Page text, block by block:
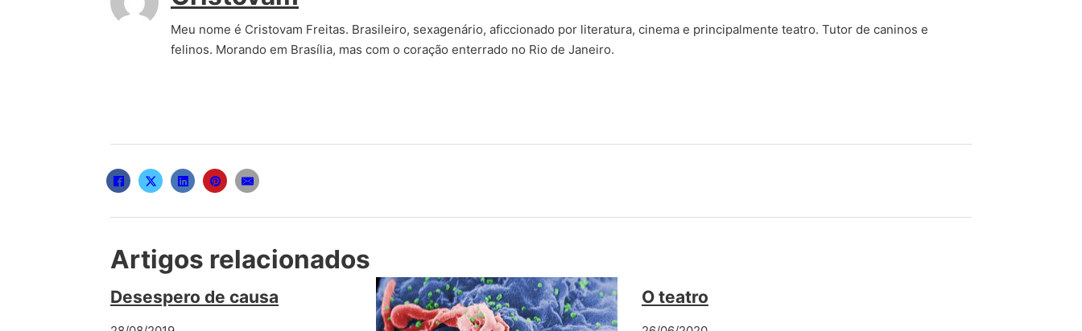
Meu nome é Cristovam Freitas. Brasileiro, sexagenário, aficcionado por literatura, cinema e principalmente teatro. Tutor de caninos e
felinos. Morando em Brasília, mas com o coração enterrado no Rio de Janeiro.
Artigos relacionados
Desespero de causa O teatro